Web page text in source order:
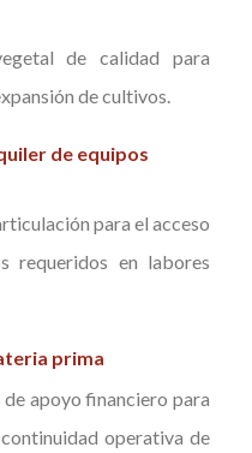
de calidad para
de cultivos.
de equipos
para el acceso
requeridos en labores
prima
apoyo financiero para
operativa de